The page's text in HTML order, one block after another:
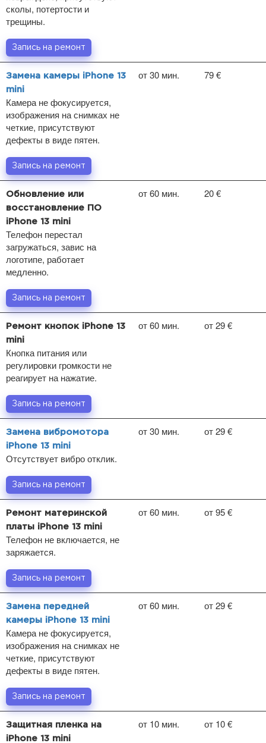
сколы, потертости и
трещины.
Запись на ремонт
Замена камеры iPhone 13
mini
Камера не фокусируется,
изображения на снимках не
четкие, присутствуют
дефекты в виде пятен.
от 30 мин. 79 €
Запись на ремонт
Обновление или
восстановление ПО
iPhone 13 mini
Телефон перестал
загружаться, завис на
логотипе, работает
медленно.
от 60 мин. 20 €
Запись на ремонт
Ремонт кнопок iPhone 13
mini
Кнопка питания или
регулировки громкости не
реагирует на нажатие.
от 60 мин. от 29 €
Запись на ремонт
Замена вибромотора
iPhone 13 mini
Отсутствует вибро отклик.
от 30 мин. от 29 €
Запись на ремонт
Ремонт материнской
платы iPhone 13 mini
Телефон не включается, не
заряжается.
от 60 мин. от 95 €
Запись на ремонт
Замена передней
камеры iPhone 13 mini
Камера не фокусируется,
изображения на снимках не
четкие, присутствуют
дефекты в виде пятен.
от 60 мин. от 29 €
Запись на ремонт
Защитная пленка на
iPhone 13 mini
от 10 мин. от 10 €